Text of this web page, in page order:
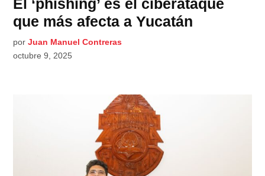
El ‘phishing’ es el ciberataque
que más afecta a Yucatán
por Juan Manuel Contreras
octubre 9, 2025